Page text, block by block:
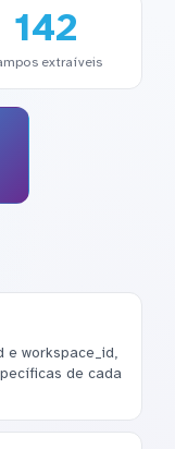
142
extraíveis
e workspace_id,
de cada